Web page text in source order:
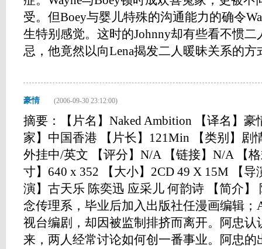
受。但Boey与婴儿特殊的沟通能力的确令
生特别感觉。这时的Johnny却有些看不惯
忌，他竟然以向Lena揭发二人暖昧关系的方
豪情 (2006-09-30 23:12:00)
摘要：【片名】Naked Ambition 【译名】豪
家】中国香港 【片长】121Min 【类别】剧
外挂中/英文 【评分】N/A 【链接】N/A 【
寸】640 x 352 【大小】2CD 49 X 15M 【
演】古天乐 陈奕迅 应采儿 何韵诗 【简介
念传理系，毕业后加入出版社任漫画编辑
视台编剧，却因被监制排挤而离开。阿忠
来，两人经常讨论如何创一番事业。阿忠